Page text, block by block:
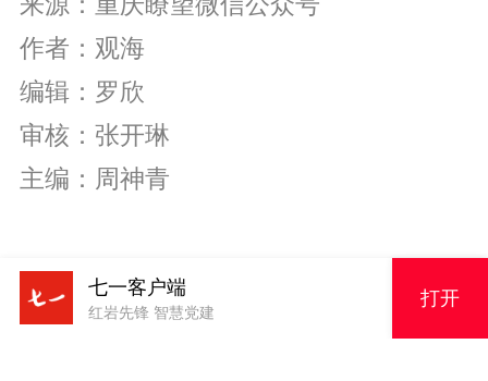
作者：观海
编辑：罗欣
审核：张开琳
主编：周神青
七一客户端
红岩先锋 智慧党建
打开